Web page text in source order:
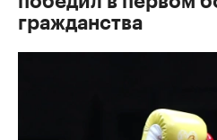
гражданства